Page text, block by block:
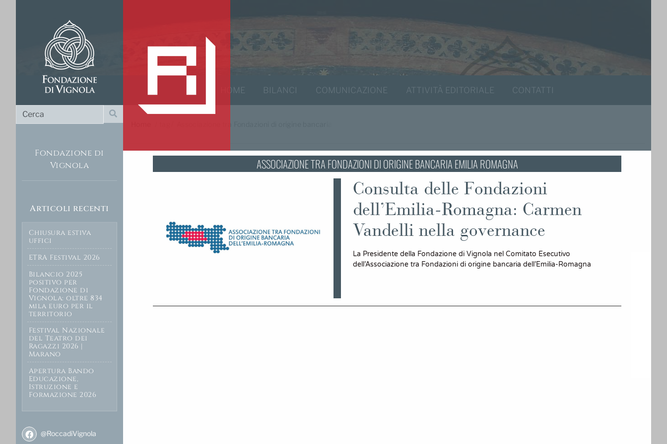
HOME BILANCI COMUNICAZIONE ATTIVITÀ EDITORIALE CONTATTI
Cerca
Fondazione di
Vignola
Articoli recenti
Chiusura estiva
uffici
ETRA Festival 2026
Bilancio 2025
positivo per
Fondazione di
Vignola: oltre 834
mila euro per il
territorio
Festival Nazionale
del Teatro dei
Ragazzi 2026 |
Marano
Apertura Bando
Educazione,
Istruzione e
Formazione 2026
@RoccadiVignola
ASSOCIAZIONE TRA FONDAZIONI DI ORIGINE BANCARIA EMILIA ROMAGNA
Consulta delle Fondazioni
dell’Emilia-Romagna: Carmen
Vandelli nella governance
La Presidente della Fondazione di Vignola nel Comitato Esecutivo
dell’Associazione tra Fondazioni di origine bancaria dell’Emilia-Romagna